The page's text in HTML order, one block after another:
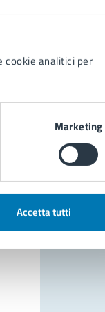
cookie analitici per
Marketing
Accetta tutti